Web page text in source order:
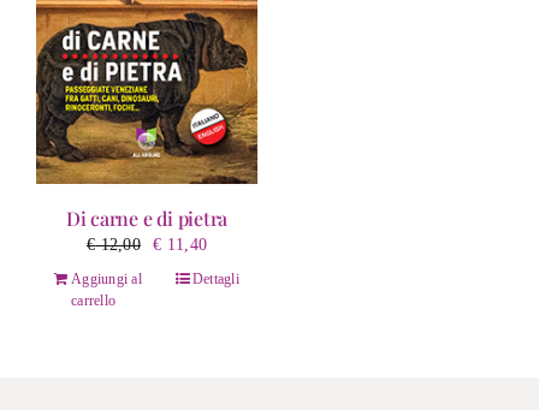
Di carne e di pietra
€12,00
Il
prezzo
€ 11,40Il
prezzo
Aggiungi al
carrello
Dettagli